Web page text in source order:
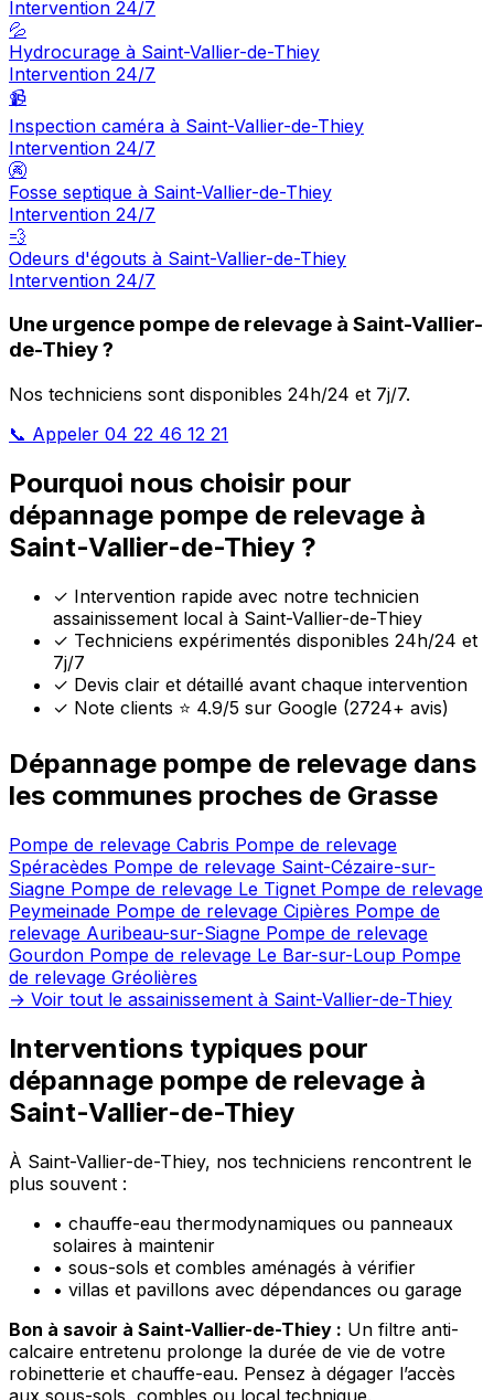
Intervention 24/7
💦
Hydrocurage à Saint-Vallier-de-Thiey
Intervention 24/7
📹
Inspection caméra à Saint-Vallier-de-Thiey
Intervention 24/7
🚱
Fosse septique à Saint-Vallier-de-Thiey
Intervention 24/7
💨
Odeurs d'égouts à Saint-Vallier-de-Thiey
Intervention 24/7
Une urgence pompe de relevage à Saint-Vallier-
de-Thiey ?
Nos techniciens sont disponibles 24h/24 et 7j/7.
📞 Appeler 04 22 46 12 21
Pourquoi nous choisir pour
dépannage pompe de relevage à
Saint-Vallier-de-Thiey ?
✓ Intervention rapide avec notre technicien
assainissement local à Saint-Vallier-de-Thiey
✓ Techniciens expérimentés disponibles 24h/24 et
7j/7
✓ Devis clair et détaillé avant chaque intervention
✓ Note clients ⭐ 4.9/5 sur Google (2724+ avis)
Dépannage pompe de relevage dans
les communes proches de Grasse
Pompe de relevage Cabris Pompe de relevage
Spéracèdes Pompe de relevage Saint-Cézaire-sur-
Siagne Pompe de relevage Le Tignet Pompe de relevage
Peymeinade Pompe de relevage Cipières Pompe de
relevage Auribeau-sur-Siagne Pompe de relevage
Gourdon Pompe de relevage Le Bar-sur-Loup Pompe
de relevage Gréolières
→ Voir tout le assainissement à Saint-Vallier-de-Thiey
Interventions typiques pour
dépannage pompe de relevage à
Saint-Vallier-de-Thiey
À Saint-Vallier-de-Thiey, nos techniciens rencontrent le
plus souvent :
• chauffe-eau thermodynamiques ou panneaux
solaires à maintenir
• sous-sols et combles aménagés à vérifier
• villas et pavillons avec dépendances ou garage
Bon à savoir à Saint-Vallier-de-Thiey : Un filtre anti-
calcaire entretenu prolonge la durée de vie de votre
robinetterie et chauffe-eau. Pensez à dégager l’accès
aux sous-sols, combles ou local technique.